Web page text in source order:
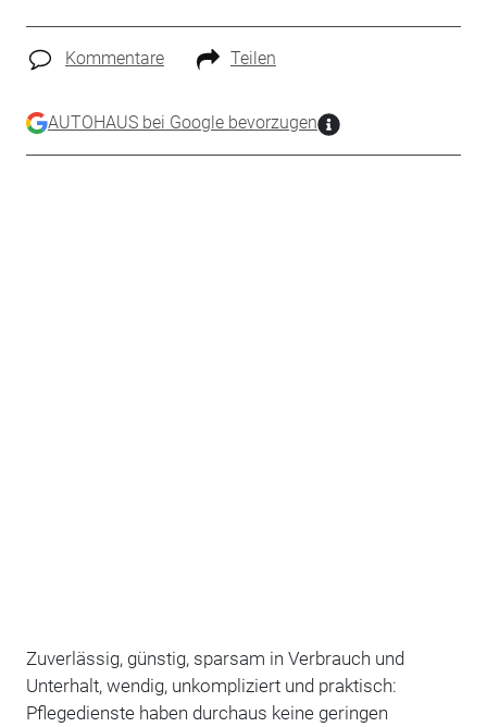
Kommentare Teilen
AUTOHAUS bei Google bevorzugen
Zuverlässig, günstig, sparsam in Verbrauch und
Unterhalt, wendig, unkompliziert und praktisch:
Pflegedienste haben durchaus keine geringen